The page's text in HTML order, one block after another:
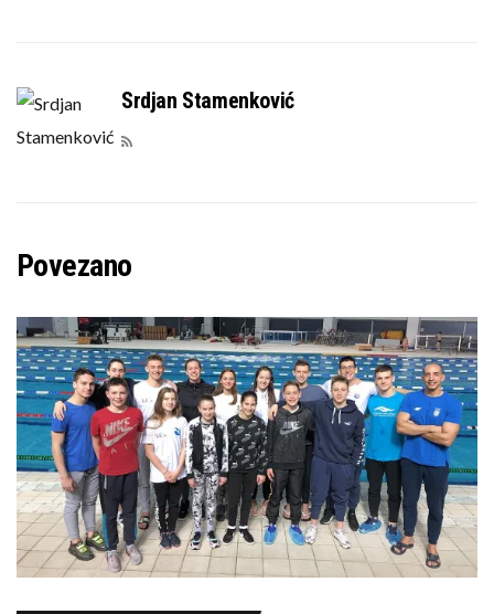
Srdjan Stamenković
Povezano